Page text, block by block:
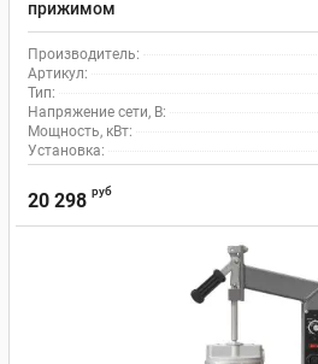
прижимом
Производитель:
Артикул:
Тип:
Напряжение сети, В:
Мощность, кВт:
Установка:
20 298 руб